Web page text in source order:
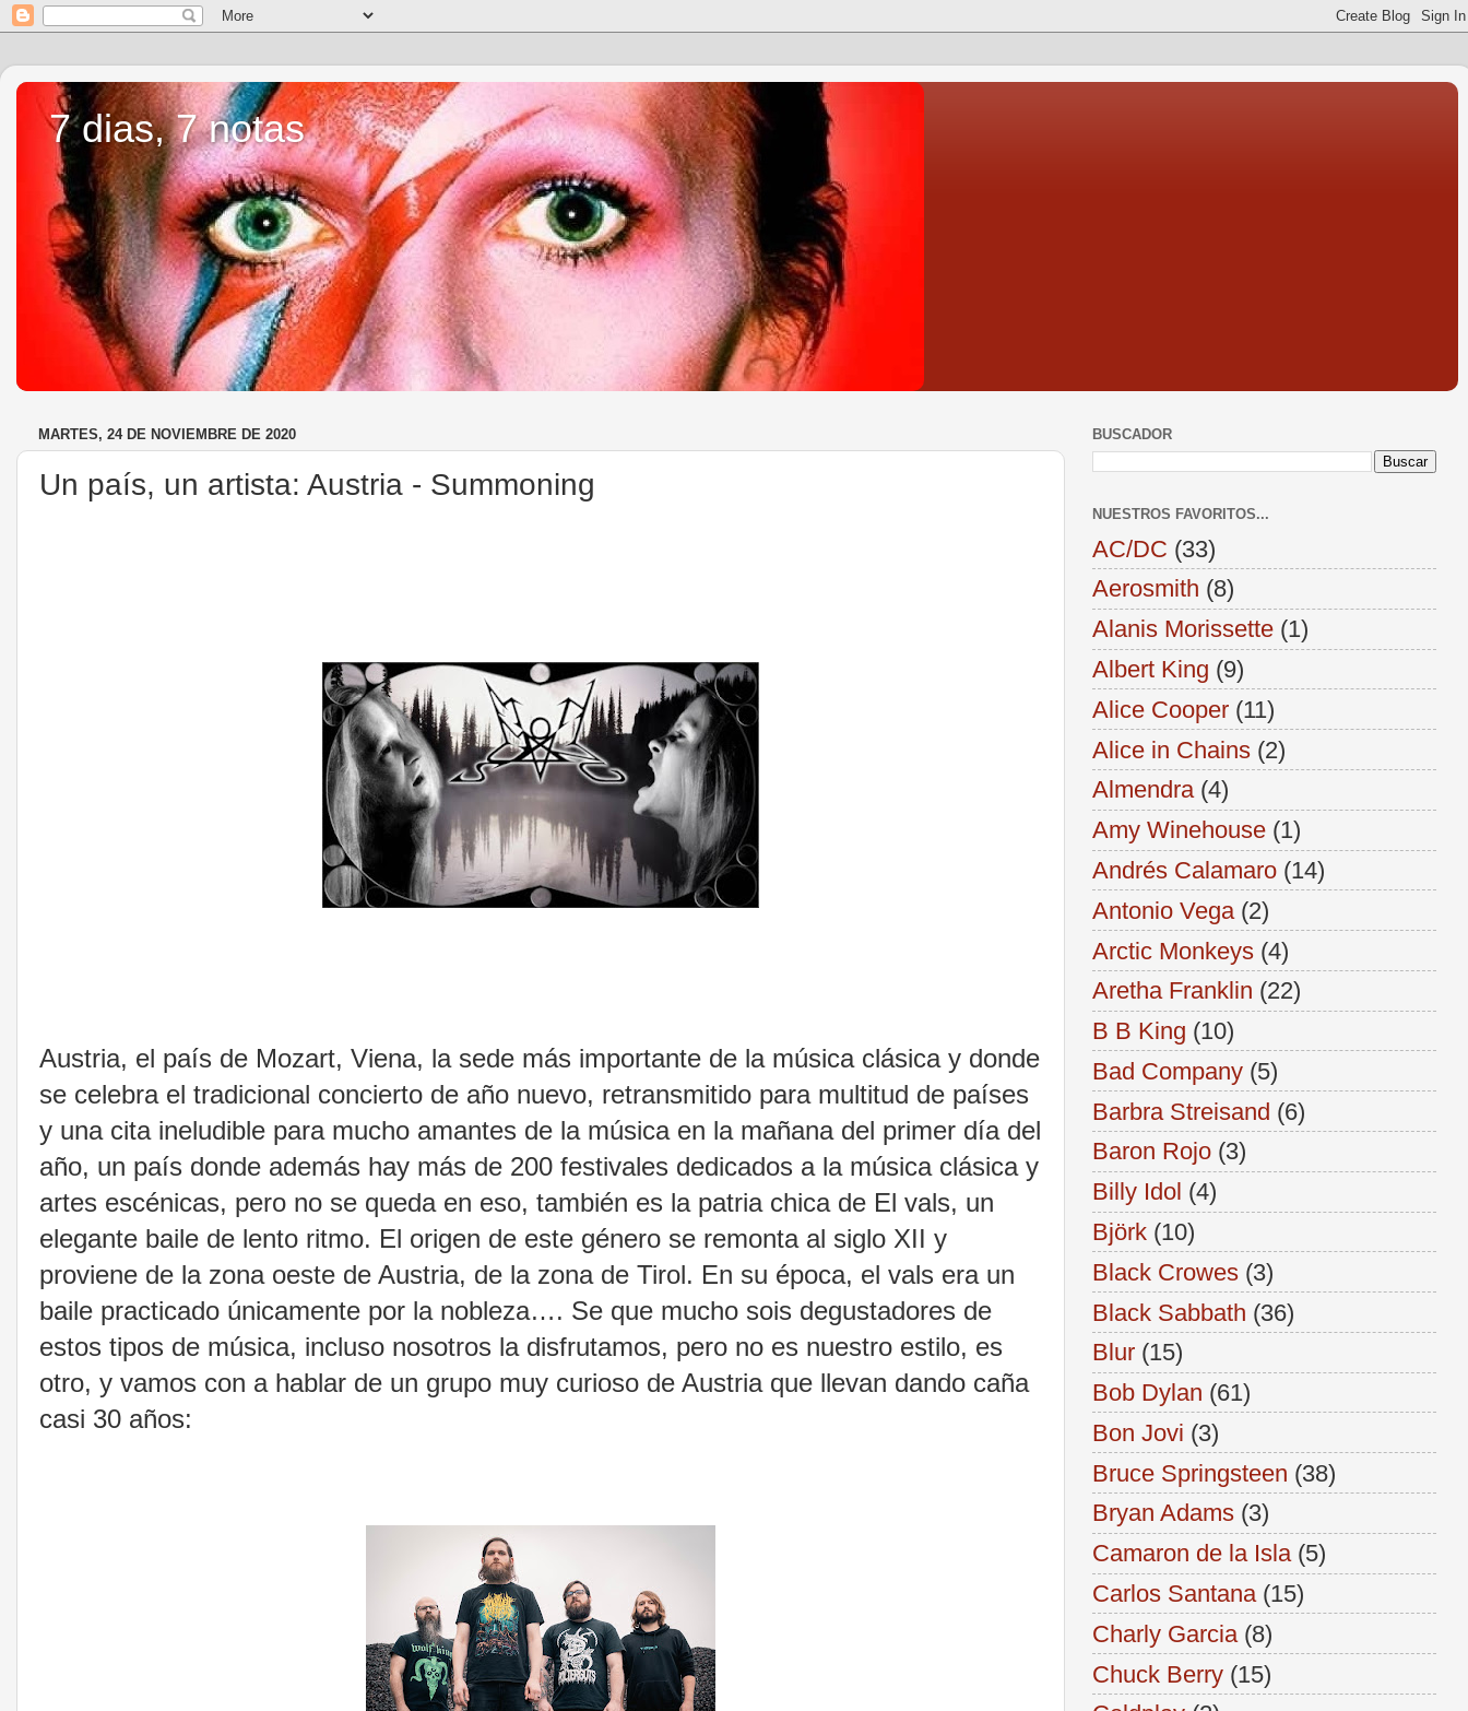
7 dias, 7 notas
MARTES, 24 DE NOVIEMBRE DE 2020
Un país, un artista: Austria - Summoning
Austria, el país de Mozart, Viena, la sede más importante de la música clásica y donde
se celebra el tradicional concierto de año nuevo, retransmitido para multitud de países
y una cita ineludible para mucho amantes de la música en la mañana del primer día del
año, un país donde además hay más de 200 festivales dedicados a la música clásica y
artes escénicas, pero no se queda en eso, también es la patria chica de El vals, un
elegante baile de lento ritmo. El origen de este género se remonta al siglo XII y
proviene de la zona oeste de Austria, de la zona de Tirol. En su época, el vals era un
baile practicado únicamente por la nobleza…. Se que mucho sois degustadores de
estos tipos de música, incluso nosotros la disfrutamos, pero no es nuestro estilo, es
otro, y vamos con a hablar de un grupo muy curioso de Austria que llevan dando caña
casi 30 años:
BUSCADOR
NUESTROS FAVORITOS...
AC/DC (33)
Aerosmith (8)
Alanis Morissette (1)
Albert King (9)
Alice Cooper (11)
Alice in Chains (2)
Almendra (4)
Amy Winehouse (1)
Andrés Calamaro (14)
Antonio Vega (2)
Arctic Monkeys (4)
Aretha Franklin (22)
B B King (10)
Bad Company (5)
Barbra Streisand (6)
Baron Rojo (3)
Billy Idol (4)
Björk (10)
Black Crowes (3)
Black Sabbath (36)
Blur (15)
Bob Dylan (61)
Bon Jovi (3)
Bruce Springsteen (38)
Bryan Adams (3)
Camaron de la Isla (5)
Carlos Santana (15)
Charly Garcia (8)
Chuck Berry (15)